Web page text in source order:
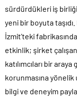
sürdürdükleri iş
yeni bir boyuta
İzmit’teki
etkinlik; şirket
katılımcıları bir
korunmasına
bilgi ve deneyim